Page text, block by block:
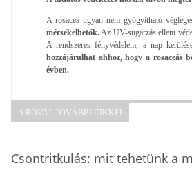
A rosacea ugyan nem gyógyítható
mérsékelhetők. Az UV-sugárzás elleni
A rendszeres fényvédelem, a nap
hozzájárulhat ahhoz, hogy a rosaceás
évben.
A ROVAT TOVÁBBI CIKKEI
Csontritkulás: mit tehetünk a